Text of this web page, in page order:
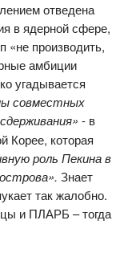
отведена
в ядерной сфере,
«не производить,
амбиции
угадывается
совместных
- в
Корее, которая
роль Пекина в
Знает
так жалобно.
и ПЛАРБ – тогда